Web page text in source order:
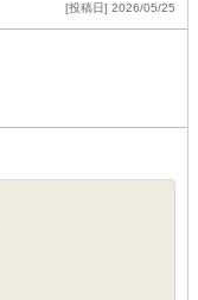
[投稿日] 2026/05/25